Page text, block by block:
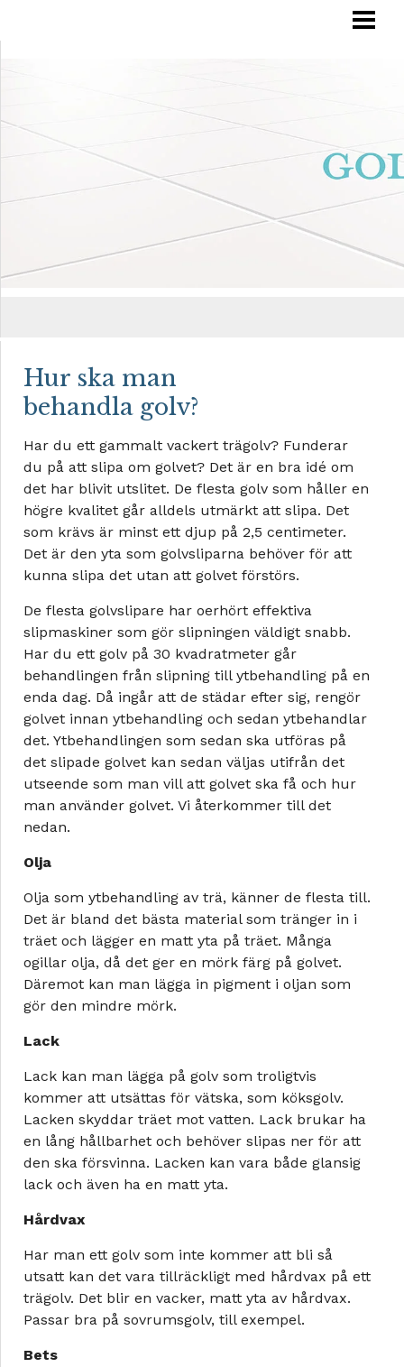
MÅLA TRÄGOLV
Hur ska man
behandla golv?
Har du ett gammalt vackert trägolv? Funderar
du på att slipa om golvet? Det är en bra idé om
det har blivit utslitet. De flesta golv som håller en
högre kvalitet går alldels utmärkt att slipa. Det
som krävs är minst ett djup på 2,5 centimeter.
Det är den yta som golvsliparna behöver för att
kunna slipa det utan att golvet förstörs.
De flesta golvslipare har oerhört effektiva
slipmaskiner som gör slipningen väldigt snabb.
Har du ett golv på 30 kvadratmeter går
behandlingen från slipning till ytbehandling på en
enda dag. Då ingår att de städar efter sig, rengör
golvet innan ytbehandling och sedan ytbehandlar
det. Ytbehandlingen som sedan ska utföras på
det slipade golvet kan sedan väljas utifrån det
utseende som man vill att golvet ska få och hur
man använder golvet. Vi återkommer till det
nedan.
Olja
Olja som ytbehandling av trä, känner de flesta till.
Det är bland det bästa material som tränger in i
träet och lägger en matt yta på träet. Många
ogillar olja, då det ger en mörk färg på golvet.
Däremot kan man lägga in pigment i oljan som
gör den mindre mörk.
Lack
Lack kan man lägga på golv som troligtvis
kommer att utsättas för vätska, som köksgolv.
Lacken skyddar träet mot vatten. Lack brukar ha
en lång hållbarhet och behöver slipas ner för att
den ska försvinna. Lacken kan vara både glansig
lack och även ha en matt yta.
Hårdvax
Har man ett golv som inte kommer att bli så
utsatt kan det vara tillräckligt med hårdvax på ett
trägolv. Det blir en vacker, matt yta av hårdvax.
Passar bra på sovrumsgolv, till exempel.
Bets